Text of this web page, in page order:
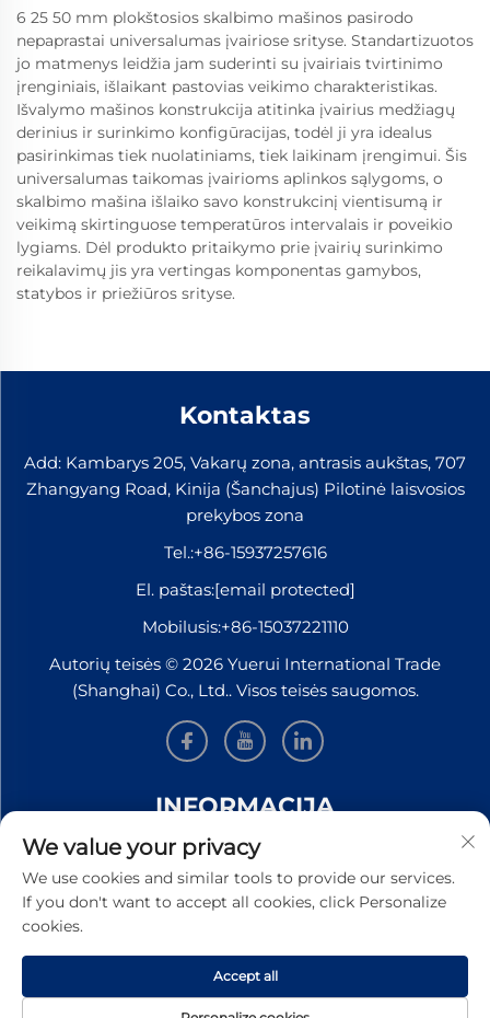
6 25 50 mm plokštosios skalbimo mašinos pasirodo
nepaprastai universalumas įvairiose srityse. Standartizuotos
jo matmenys leidžia jam suderinti su įvairiais tvirtinimo
įrenginiais, išlaikant pastovias veikimo charakteristikas.
Išvalymo mašinos konstrukcija atitinka įvairius medžiagų
derinius ir surinkimo konfigūracijas, todėl ji yra idealus
pasirinkimas tiek nuolatiniams, tiek laikinam įrengimui. Šis
universalumas taikomas įvairioms aplinkos sąlygoms, o
skalbimo mašina išlaiko savo konstrukcinį vientisumą ir
veikimą skirtinguose temperatūros intervalais ir poveikio
lygiams. Dėl produkto pritaikymo prie įvairių surinkimo
reikalavimų jis yra vertingas komponentas gamybos,
statybos ir priežiūros srityse.
Kontaktas
Add: Kambarys 205, Vakarų zona, antrasis aukštas, 707
Zhangyang Road, Kinija (Šanchajus) Pilotinė laisvosios
prekybos zona
Tel.:+86-15937257616
El. paštas:[email protected]
Mobilusis:+86-15037221110
Autorių teisės © 2026 Yuerui International Trade
(Shanghai) Co., Ltd.. Visos teisės saugomos.
INFORMACIJA
Užsiregistruokite, kad gautumėte mūsų savaitinį
naujienlaiškį
PATEIKTI
We value your privacy
We use cookies and similar tools to provide our services.
If you don't want to accept all cookies, click Personalize
cookies.
Accept all